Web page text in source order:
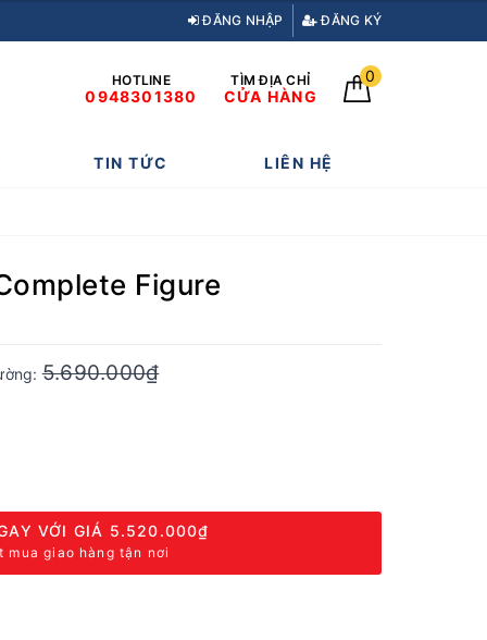
ĐĂNG NHẬP ĐĂNG KÝ
HOTLINE
0948301380
TÌM ĐỊA CHỈ
CỬA HÀNG
0
TIN TỨC LIÊN HỆ
Figure
5.690.000₫
VỚI GIÁ 5.520.000₫
mua giao hàng tận nơi